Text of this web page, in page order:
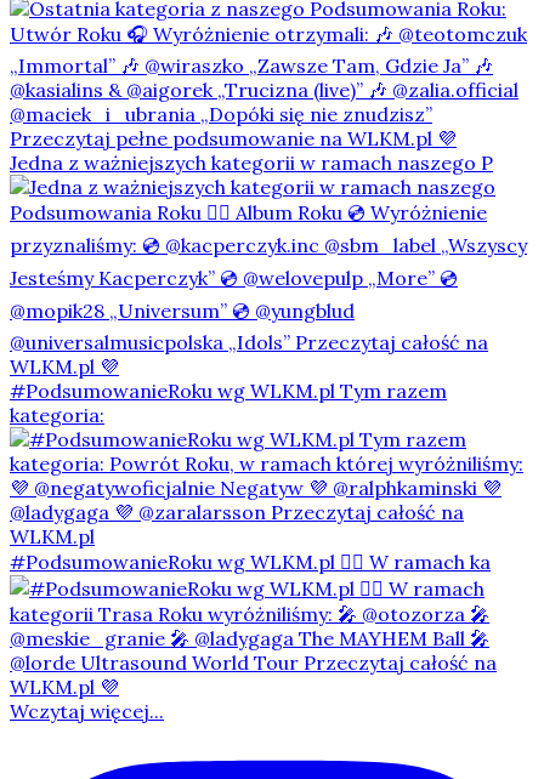
Jedna z ważniejszych kategorii w ramach naszego P
#PodsumowanieRoku wg WLKM.pl Tym razem
kategoria:
#PodsumowanieRoku wg WLKM.pl 👇🏻 W ramach ka
Wczytaj więcej...